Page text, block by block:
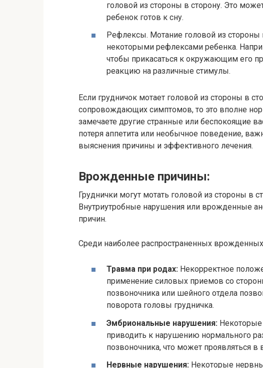
головой из стороны в сторону. Это
ребенок готов к сну.
Рефлексы. Мотание головой из
некоторыми рефлексами ребенка.
чтобы прикасаться к окружающим его
реакцию на различные стимулы.
Если грудничок мотает головой из стороны в
сопровождающих симптомов, то это вполне
замечаете другие странные или беспокоящие
потеря аппетита или необычное поведение,
выяснения причины и эффективного лечения.
Врожденные причины:
Груднички могут мотать головой из стороны в
Внутриутробные нарушения или врожденные
причин.
Среди наиболее распространенных
Травма при родах: Некорректное
применение силовых приемов со
позвоночника или шейного отдела
поворота головы грудничка.
Эмбриональные нарушения:
приводить к нарушению нормального
позвоночника, что может проявляться
Нервные нарушения: Некоторые